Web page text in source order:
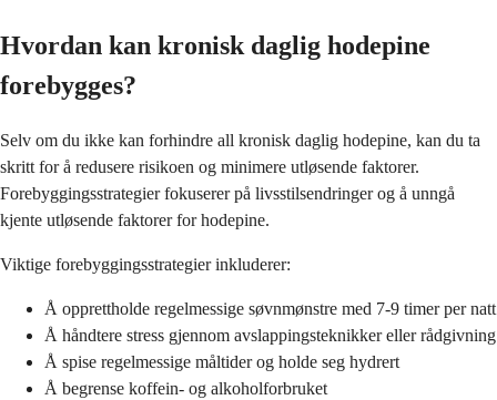
Hvordan kan kronisk daglig hodepine
forebygges?
Selv om du ikke kan forhindre all kronisk daglig hodepine, kan du ta
skritt for å redusere risikoen og minimere utløsende faktorer.
Forebyggingsstrategier fokuserer på livsstilsendringer og å unngå
kjente utløsende faktorer for hodepine.
Viktige forebyggingsstrategier inkluderer:
Å opprettholde regelmessige søvnmønstre med 7-9 timer per natt
Å håndtere stress gjennom avslappingsteknikker eller rådgivning
Å spise regelmessige måltider og holde seg hydrert
Å begrense koffein- og alkoholforbruket